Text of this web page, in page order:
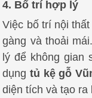
4. Bố trí hợp lý
Việc bố trí nội
gàng và thoải
lý để không gian
dụngtủ kệ gỗ
diện tích và tạo